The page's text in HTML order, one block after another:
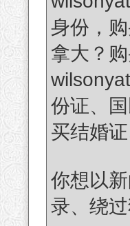
身份，
拿大？
份证、
买结婚
你想以
录、绕